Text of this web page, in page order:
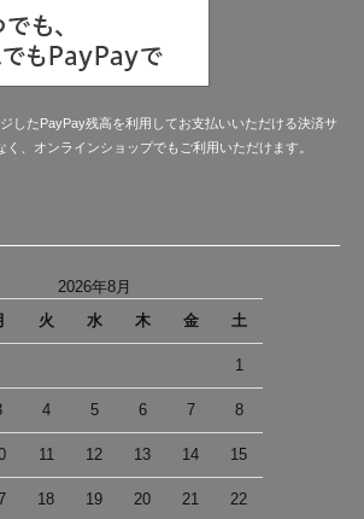
したPayPay残高を利用してお支払いいただける決済サ
く、オンラインショップでもご利用いただけます。
2026年8月
火 水 木 金 土
1
4 5 6 7 8
11 12 13 14 15
18 19 20 21 22